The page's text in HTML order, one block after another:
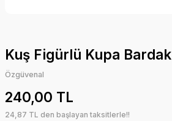
Kuş Figürlü Kupa Bardak
Özgüvenal
240,00 TL
24,87 TL den başlayan taksitlerle!!